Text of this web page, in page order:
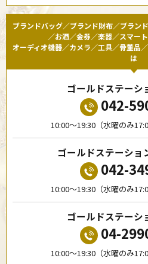
ブランドバッグ／ブランド財布／ブラン
／お酒／金券／楽器／スマー
オーディオ機器／カメラ／工具／骨董品
は
ゴールドステーシ
042-
10:00〜19:30（水曜のみ
ゴールドステーショ
042-
10:00〜19:30（水曜のみ
ゴールドステーシ
04-
10:00〜19:30（水曜のみ